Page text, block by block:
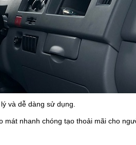
và dễ dàng sử dụng.
nhanh chóng tạo thoải mãi cho